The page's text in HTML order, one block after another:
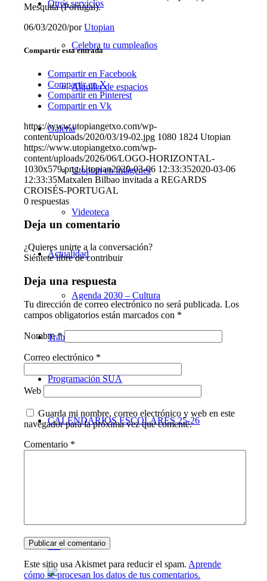
Otros servicios
Celebra tu cumpleaños
Alquiler de espacios
Galería
Utopian en imágenes
Videoteca
Actualidad
Agenda 2030 – Cultura
Trabaja con nosotrxs
Programación SUA
CALENDARIOS ESCOLARES 25-26
eus
Mesquita (Portugal).
06/03/2020/porUtopian
Compartir esta entrada
Compartir en Facebook
Compartir en X
Compartir en Pinterest
Compartir en Vk
https://www.utopiangetxo.com/wp-
content/uploads/2020/03/19-02.jpg 1080 1824 Utopian
https://www.utopiangetxo.com/wp-
content/uploads/2026/06/LOGO-HORIZONTAL-
1030x579.png Utopian2020-03-06 12:33:352020-03-06
12:33:35Matxalen Bilbao invitada a REGARDS
CROISÉS-PORTUGAL
0 respuestas
Deja un comentario
¿Quieres unirte a la conversación?
Siéntete libre de contribuir
Deja una respuesta
Tu dirección de correo electrónico no será publicada. Los
campos obligatorios están marcados con *
Nombre*
Correo electrónico *
Web
Guarda mi nombre, correo electrónico y web en este
navegador para la próxima vez que comente.
Comentario *
Este sitio usa Akismet para reducir el spam. Aprende
cómo se procesan los datos de tus comentarios.